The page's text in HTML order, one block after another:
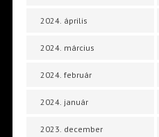
2024. április
2024. március
2024. február
2024. január
2023. december